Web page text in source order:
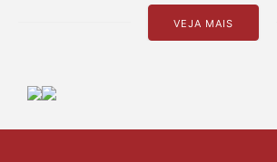
VEJA MAIS